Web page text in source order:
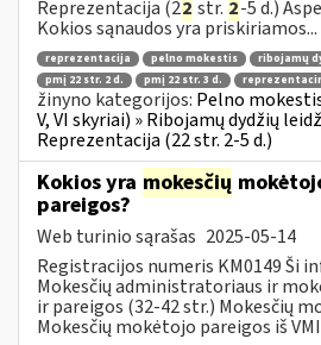
Reprezentacija (22 str. 2-5 d.)
Kokios sąnaudos yra priskiriamos...
reprezentacija pelno mokestis
ribojamų
pmį 22 str. 2 d.
pmį 22 str. 3 d.
žinyno kategorijos: Pelno
V, VI skyriai) » Ribojamų dydžių
Reprezentacija (22 str. 2-5 d.)
Kokios yra mokesčių
pareigos?
Web turinio sąrašas 2025-05-14
Registracijos numeris KM0149 Ši
Mokesčių administratoriaus ir
ir pareigos (32-42 str.) Mokesčių
Mokesčių mokėtojo pareigos iš